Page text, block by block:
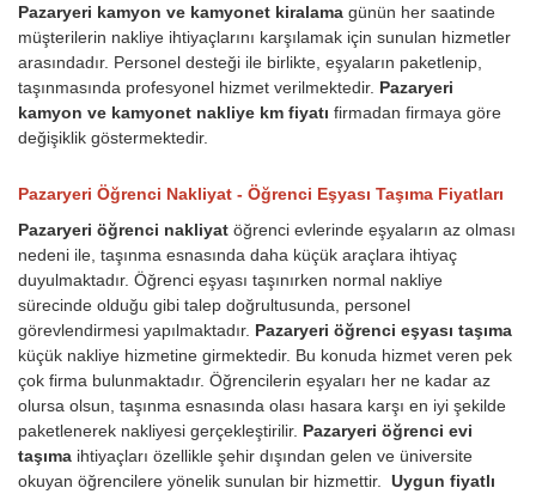
Pazaryeri kamyon ve kamyonet kiralama günün her saatinde
müşterilerin nakliye ihtiyaçlarını karşılamak için sunulan hizmetler
arasındadır. Personel desteği ile birlikte, eşyaların paketlenip,
taşınmasında profesyonel hizmet verilmektedir. Pazaryeri
kamyon ve kamyonet nakliye km fiyatı firmadan firmaya göre
değişiklik göstermektedir.
Pazaryeri Öğrenci Nakliyat - Öğrenci Eşyası Taşıma Fiyatları
Pazaryeri öğrenci nakliyat öğrenci evlerinde eşyaların az olması
nedeni ile, taşınma esnasında daha küçük araçlara ihtiyaç
duyulmaktadır. Öğrenci eşyası taşınırken normal nakliye
sürecinde olduğu gibi talep doğrultusunda, personel
görevlendirmesi yapılmaktadır. Pazaryeri öğrenci eşyası taşıma
küçük nakliye hizmetine girmektedir. Bu konuda hizmet veren pek
çok firma bulunmaktadır. Öğrencilerin eşyaları her ne kadar az
olursa olsun, taşınma esnasında olası hasara karşı en iyi şekilde
paketlenerek nakliyesi gerçekleştirilir. Pazaryeri öğrenci evi
taşıma ihtiyaçları özellikle şehir dışından gelen ve üniversite
okuyan öğrencilere yönelik sunulan bir hizmettir. Uygun fiyatlı